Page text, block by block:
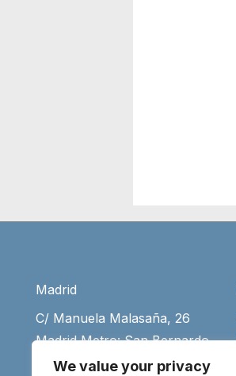
We value your privacy
Madrid
C/ Manuela Malasaña, 26
Madrid Metro: San Bernardo
(+34) 917 55 75 35